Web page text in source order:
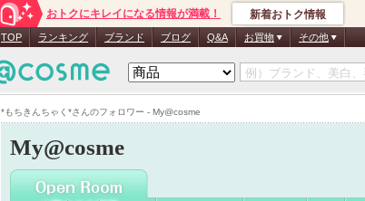
*もちきんちゃく*さんのフォロワー - My@cosme
おトクにキレイになる情報が満載！ 新着おトク情報
TOP ランキング ブランド ブログ Q&A お買物 その他
My@cosme
*もちきんちゃく*